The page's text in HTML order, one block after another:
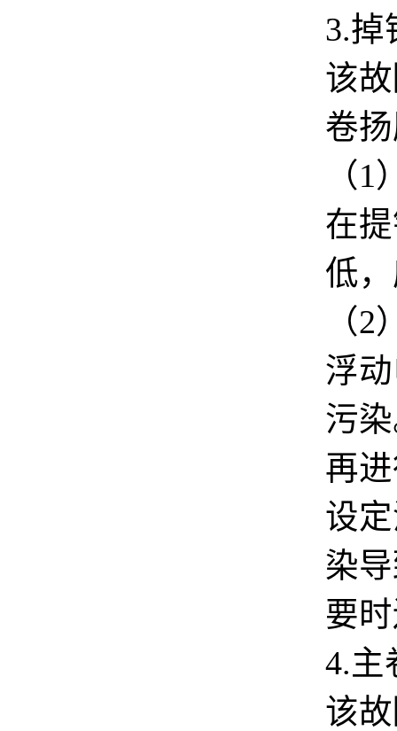
3.掉
该
卷
（1
在
低
（2
浮动
污
再
设
染
要
4.主
该